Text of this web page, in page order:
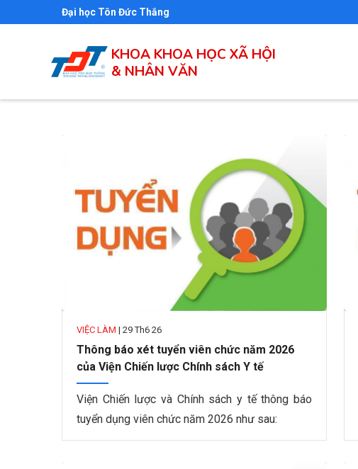
Đại học Tôn Đức Thắng
KHOA KHOA HỌC XÃ HỘI
& NHÂN VĂN
VIỆC LÀM | 29 Th6 26
Thông báo xét tuyển viên chức năm 2026
của Viện Chiến lược Chính sách Y tế
Viện Chiến lược và Chính sách y tế thông báo
tuyển dụng viên chức năm 2026 như sau: